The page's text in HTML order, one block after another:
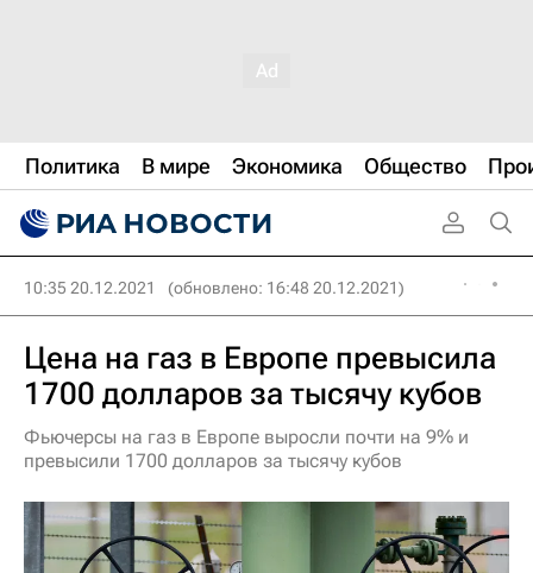
Политика В мире Экономика Общество
10:35 20.12.2021 (обновлено: 16:48 20.12.2021)
Цена на газ в Европе превысила
1700 долларов за тысячу кубов
Фьючерсы на газ в Европе выросли почти на 9% и
превысили 1700 долларов за тысячу кубов